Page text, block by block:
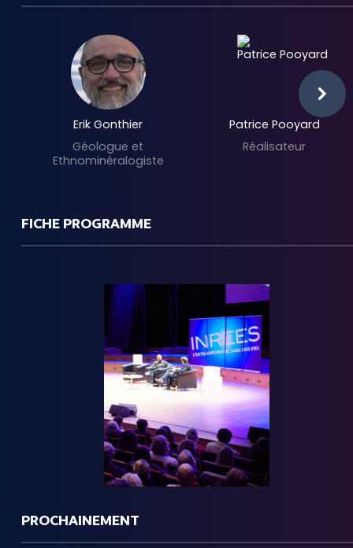
Erik Gonthier
Géologue et
Ethnominéralogiste
Patrice Pooyard
Réalisateur
FICHE PROGRAMME
PROCHAINEMENT